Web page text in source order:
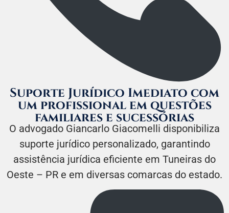
Suporte Jurídico Imediato com
um profissional em questões
familiares e sucessórias
O advogado Giancarlo Giacomelli disponibiliza
suporte jurídico personalizado, garantindo
assistência jurídica eficiente em Tuneiras do
Oeste – PR e em diversas comarcas do estado.